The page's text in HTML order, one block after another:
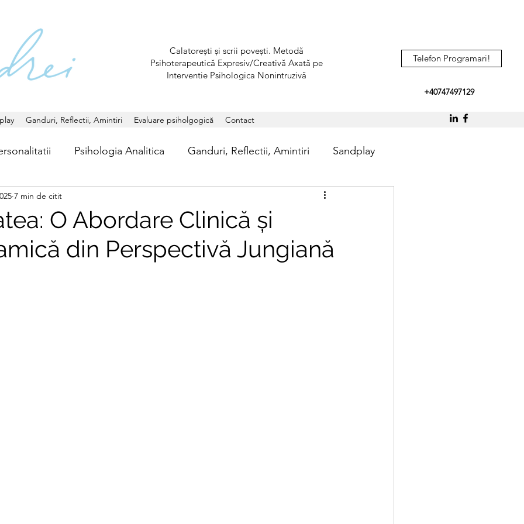
Telefon Programari!
Ganduri, Reflectii, Amintiri Evaluare psiholgogică Contact
+40747497129
Calatorești și scrii povești. Metodă
Psihoterapeutică Expresiv/Creativă Axată pe
Interventie Psihologica Nonintruzivă
Psihologia Analitica Ganduri, Reflectii, Amintiri Sandplay
O Abordare Clinică și
din Perspectivă Jungiană
7 min de citit
5 stele.